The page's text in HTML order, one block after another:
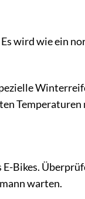
wird wie ein
Temperaturen
Bikes.
warten.